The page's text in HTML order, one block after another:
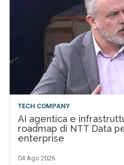
TECH COMPANY
AI agentica e
roadmap di NTT Data
enterprise
04 Ago 2026